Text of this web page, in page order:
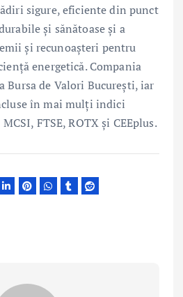
sigure, eficiente din punct
și sănătoase și a
și recunoașteri pentru
energetică. Compania
Bursa de Valori București, iar
în mai mulți indici
FTSE, ROTX și CEEplus.